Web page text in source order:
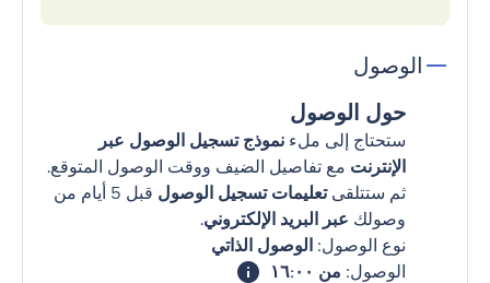
الوصول
حول الوصول
ستحتاج إلى ملء نموذج تسجيل الوصول عبر
الإنترنت مع تفاصيل الضيف ووقت الوصول المتوقع.
ثم ستتلقىتعليمات تسجيل الوصول
قبل 5 أيام من
وصولك عبر البريد الإلكتروني.
نوع الوصول: الوصول الذاتي
الوصول: من ١٦:٠٠